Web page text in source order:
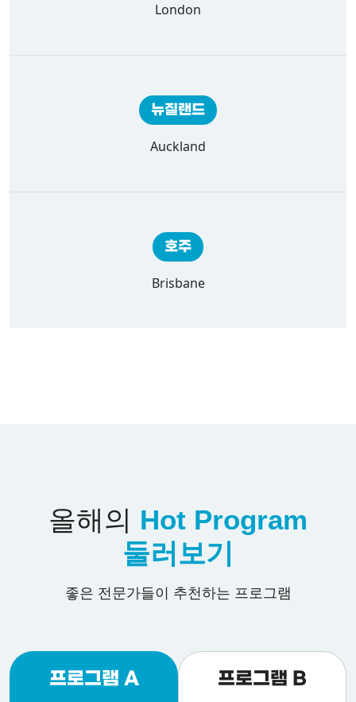
London
뉴질랜드
Auckland
호주
Brisbane
올해의 Hot Program
둘러보기
좋은 전문가들이 추천하는 프로그램
프로그램 A 프로그램 B